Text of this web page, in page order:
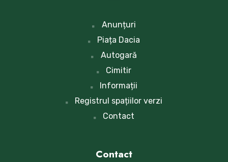
Anunțuri
Piața Dacia
Autogară
Cimitir
Informații
Registrul spațiilor verzi
Contact
Contact